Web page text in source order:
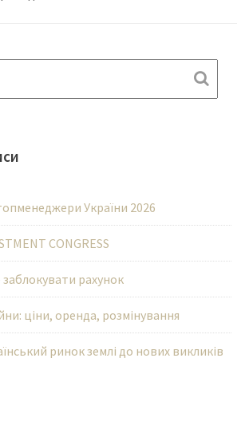
України 2026
CONGRESS
рахунок
ціни, оренда, розмінування
ринок землі до нових викликів